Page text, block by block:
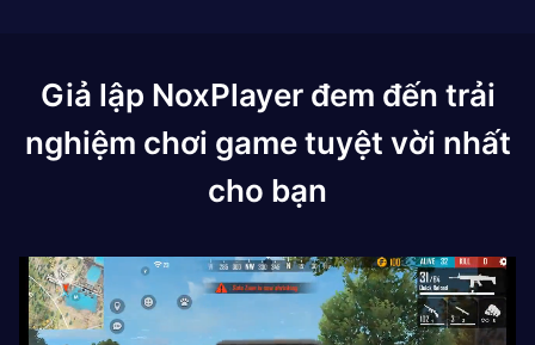
Giả lập NoxPlayer đem đến trải
nghiệm chơi game tuyệt vời nhất
cho bạn